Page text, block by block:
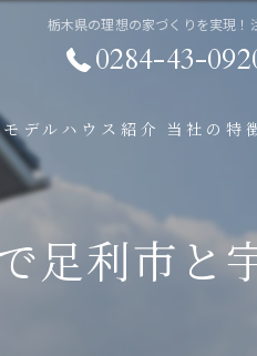
栃木県の理想の家づくりを実現！
0284-43-
モデルハウス紹介 当社の特
設計
パッシプ
足利市と